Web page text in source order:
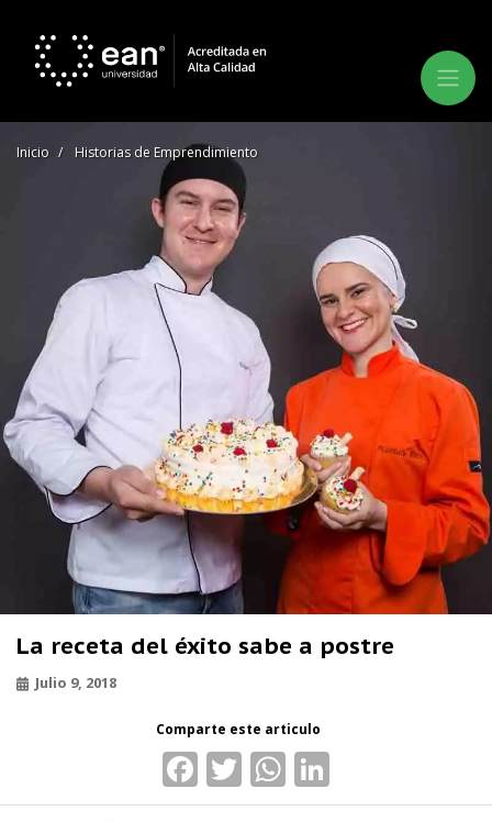
Inicio Historias de Emprendimiento
La receta del éxito sabe a postre
Julio 9, 2018
Facebook
TwitterWhatsApp